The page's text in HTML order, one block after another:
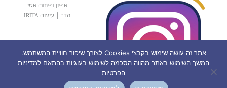
אפיון ופיתוח: אטי
הדר
עיצוב: IRITA
אתר זה עושה שימוש בקבצי Cookies לצורך שיפור חוויית המשתמש.
המשך השימוש באתר מהווה הסכמה לשימוש בעוגיות בהתאם למדיניות
הפרטיות